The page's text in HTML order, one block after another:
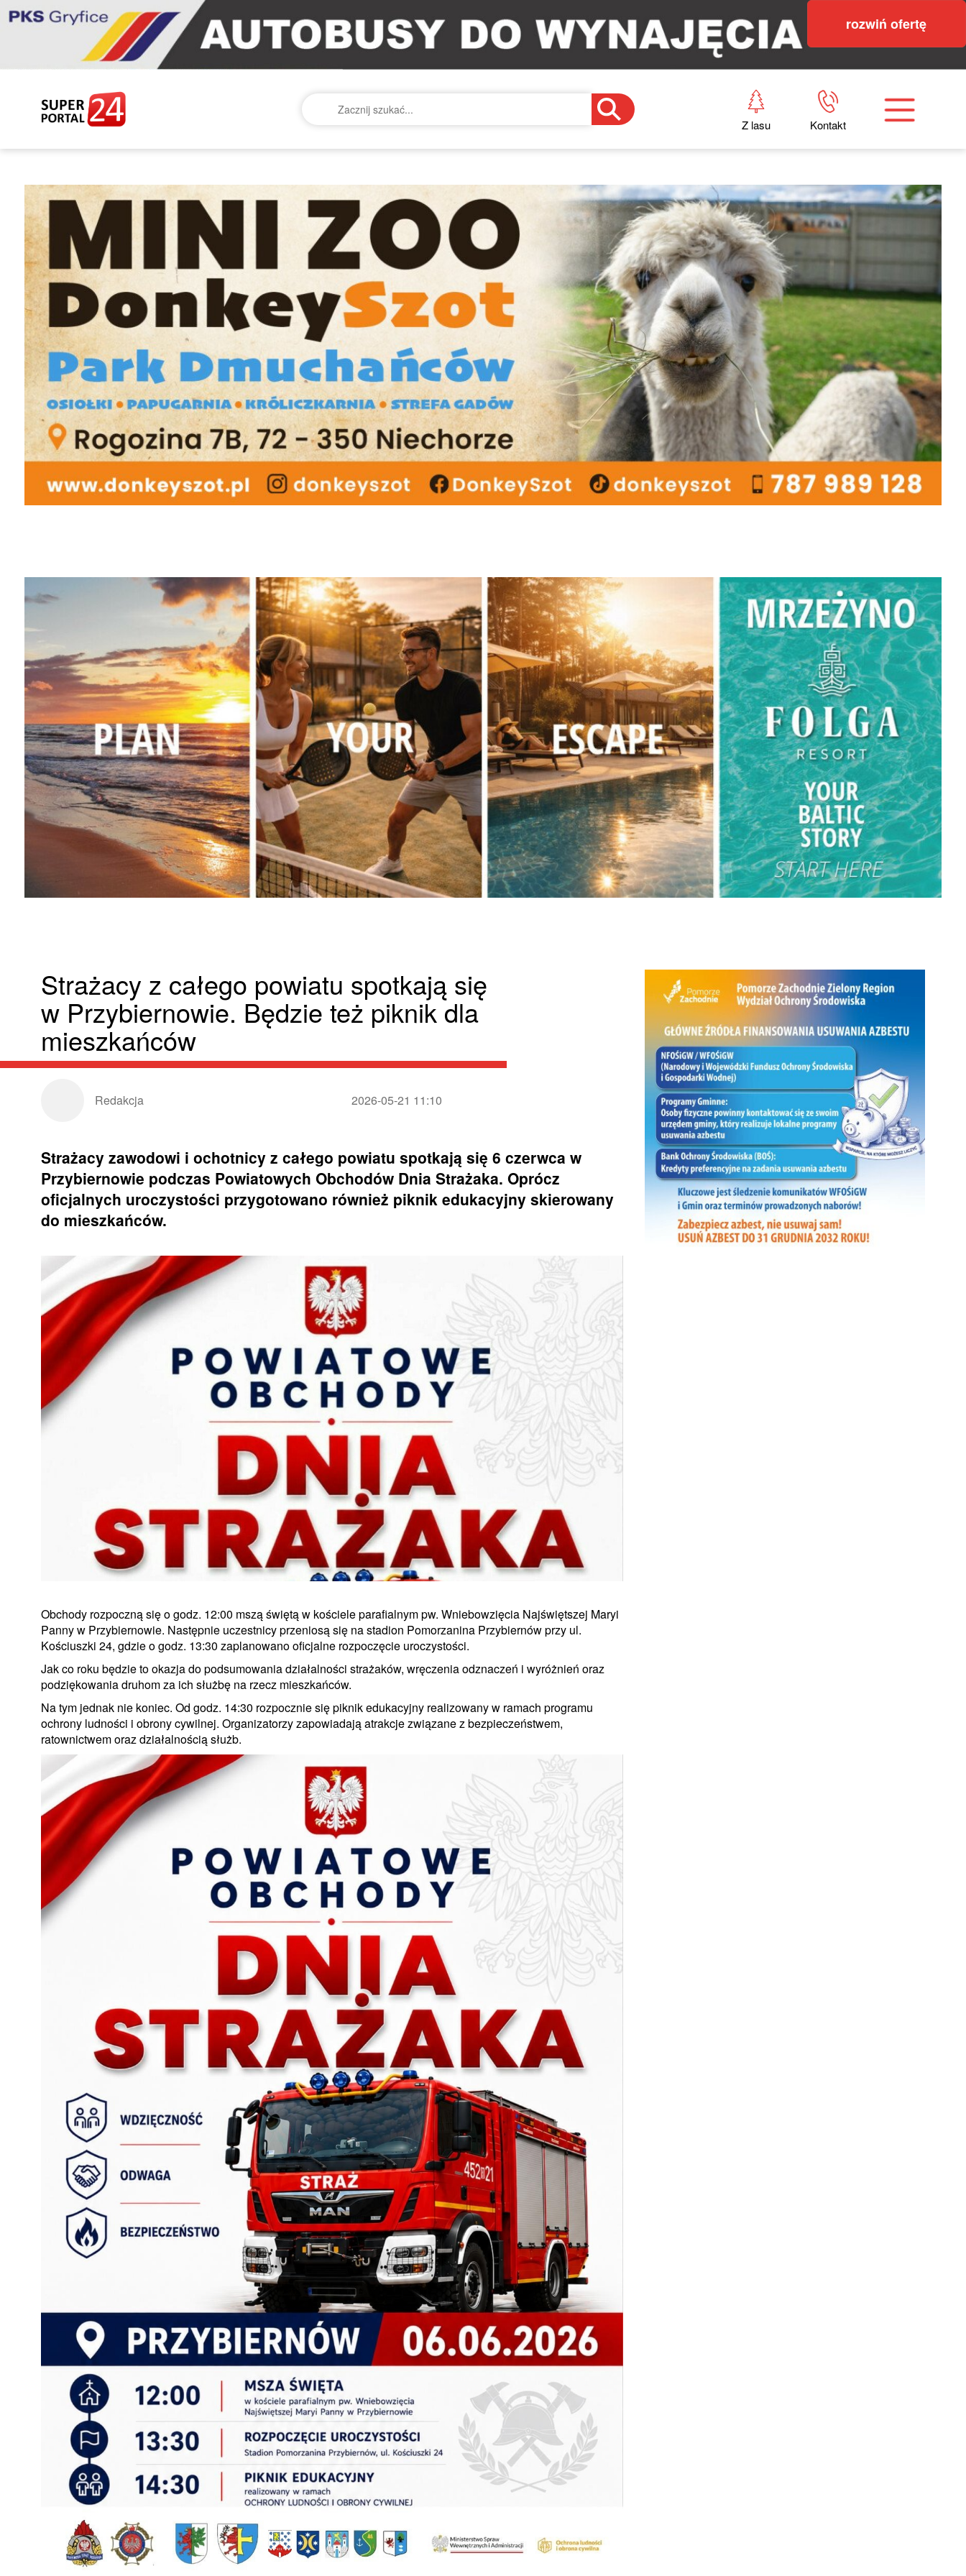
rozwiń ofertę
Z lasu Kontakt
Strażacy z całego powiatu spotkają się
w Przybiernowie. Będzie też piknik dla
mieszkańców
Redakcja 2026-05-21 11:10
Strażacy zawodowi i ochotnicy z całego powiatu spotkają się 6 czerwca w
Przybiernowie podczas Powiatowych Obchodów Dnia Strażaka. Oprócz
oficjalnych uroczystości przygotowano również piknik edukacyjny skierowany
do mieszkańców.
Obchody rozpoczną się o godz. 12:00 mszą świętą w kościele parafialnym pw. Wniebowzięcia Najświętszej Maryi
Panny w Przybiernowie. Następnie uczestnicy przeniosą się na stadion Pomorzanina Przybiernów przy ul.
Kościuszki 24, gdzie o godz. 13:30 zaplanowano oficjalne rozpoczęcie uroczystości.
Jak co roku będzie to okazja do podsumowania działalności strażaków, wręczenia odznaczeń i wyróżnień oraz
podziękowania druhom za ich służbę na rzecz mieszkańców.
Na tym jednak nie koniec. Od godz. 14:30 rozpocznie się piknik edukacyjny realizowany w ramach programu
ochrony ludności i obrony cywilnej. Organizatorzy zapowiadają atrakcje związane z bezpieczeństwem,
ratownictwem oraz działalnością służb.